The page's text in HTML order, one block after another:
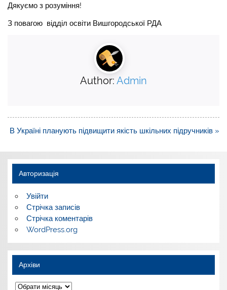
Дякуємо з розуміння!
З повагою відділ освіти Вишгородської РДА
Author: Admin
Навігація
В Україні планують підвищити якість шкільних підручників »
Авторизація
Увійти
Стрічка записів
Стрічка коментарів
WordPress.org
Архіви
Архіви